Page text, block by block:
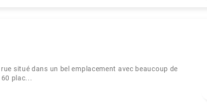
situé dans un bel emplacement avec beaucoup de
plac...